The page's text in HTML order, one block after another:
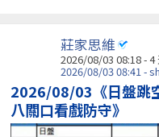
莊家思維
2026/08/03 08:18 - 4
2026/08/03 08:41 -
2026/08/03《日盤跳
八關口看戲防守》